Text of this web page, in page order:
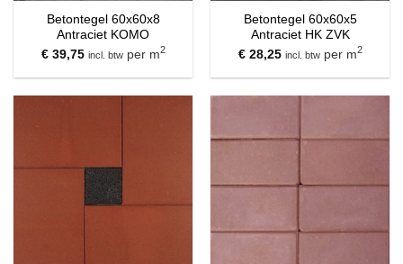
Betontegel 60x60x8
Antraciet KOMO
€39,75 incl. btwper m2
Betontegel 60x60x5
Antraciet HK ZVK
€28,25 incl. btwper m2